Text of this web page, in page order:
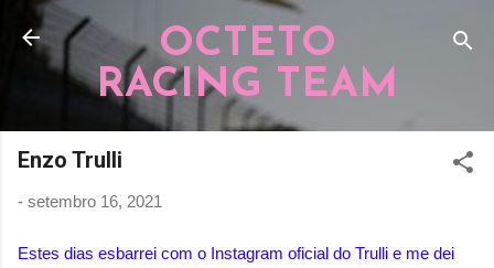
Pular para o conteúdo principal
OCTETO
RACING TEAM
Enzo Trulli
- setembro 16, 2021
Estes dias esbarrei com o Instagram oficial do Trulli e me dei